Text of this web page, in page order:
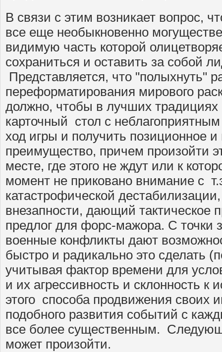
В связи с этим возникает вопрос,
все еще необыкновенно
видимую часть которой
сохраниться и оставить за собой
Представляется, что "полыхнуть"
переформатирования мирового
должно, чтобы в лучших традициях
карточный стол с
ход игры и получить позиционное
преимущество, причем произойти
месте, где этого не ждут или к
момент не приковано внимание с
катастрофической
внезапности, дающий тактическое
предлог для форс-мажора. С точки
военные конфликты дают
быстро и радикально это сделать
учитывая фактор времени для
и их агрессивность и склонность к
этого способа продвижения своих
подобного развития событий с
все более существенным.
может произойти.